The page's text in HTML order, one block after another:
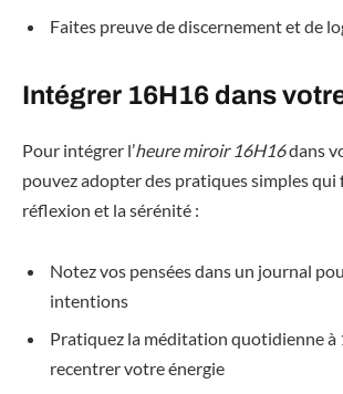
Faites preuve de discernement et de
Intégrer 16H16 dans
Pour intégrer l’heure miroir 16H16dans
pouvez adopter des pratiques simples qui
réflexion et la sérénité :
Notez vos pensées dans un journal
intentions
Pratiquez la méditation quotidienne à
recentrer votre énergie